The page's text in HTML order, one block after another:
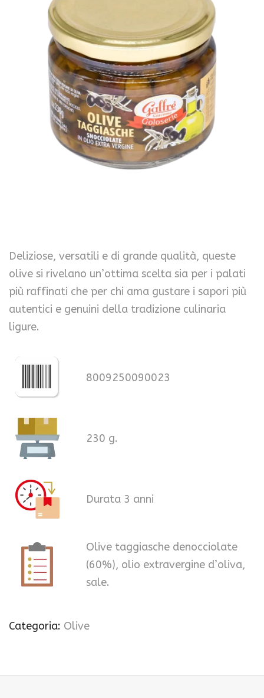
Deliziose, versatili e di grande qualità, queste
olive si rivelano un’ottima scelta sia per i palati
più raffinati che per chi ama gustare i sapori più
autentici e genuini della tradizione culinaria
ligure.
8009250090023
230 g.
Durata 3 anni
Olive taggiasche denocciolate
(60%), olio extravergine d’oliva,
sale.
Categoria: Olive